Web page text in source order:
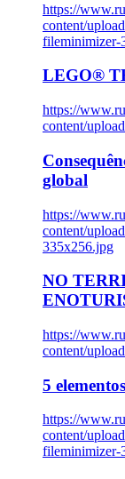
https://
content/
fileminimizer-
LEGO®
https://
content/
global
https://
content/
335x256.jpg
NO
https://
content/
5
https://
content/
fileminimizer-